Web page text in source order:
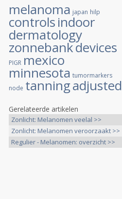
melanoma japan hilp
controlsindoor
dermatology
zonnebankdevices
PIGR mexico
minnesota tumormarkers
node tanningadjusted
Gerelateerde artikelen
Zonlicht: Melanomen veelal >>
Zonlicht: Melanomen veroorzaakt >>
Regulier - Melanomen: overzicht >>